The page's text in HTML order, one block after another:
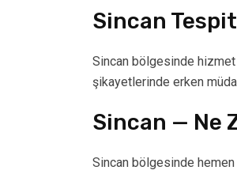
Sincan
Sincan bölgesinde
şikayetlerinde erken
Sincan — Ne
Sincan bölgesinde hemen